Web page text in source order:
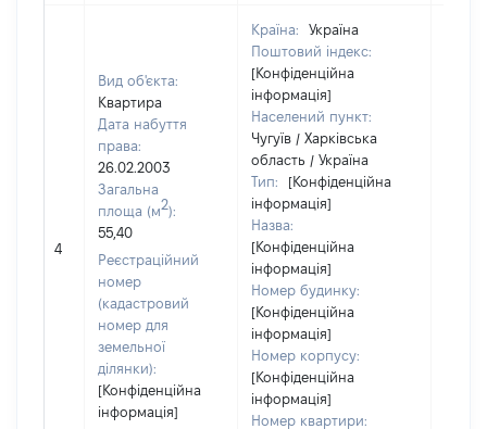
4
Вид об'єкта:
Квартира
Дата набуття
права:
26.02.2003
Загальна
площа (м2):
55,40
Реєстраційний
номер
(кадастровий
номер для
земельної
ділянки):
[Конфіденційна
інформація]
Країна:
Україна
Поштовий індекс:
[Конфіденційна
інформація]
Населений пункт:
Чугуїв / Харківська
область / Україна
Тип:
[Конфіденційна
інформація]
Назва:
[Конфіденційна
інформація]
Номер будинку:
[Конфіденційна
інформація]
Номер корпусу:
[Конфіденційна
інформація]
Номер квартири: